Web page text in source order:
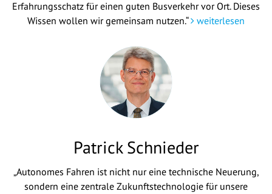
Erfahrungsschatz für einen guten Busverkehr vor Ort. Dieses
Wissen wollen wir gemeinsam nutzen.“
weiterlesen
Patrick Schnieder
„Autonomes Fahren ist nicht nur eine technische Neuerung,
sondern eine zentrale Zukunftstechnologie für unsere